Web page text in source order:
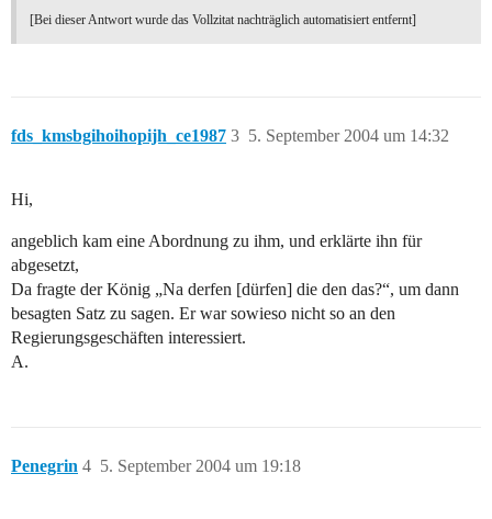
[Bei dieser Antwort wurde das Vollzitat nachträglich automatisiert entfernt]
fds_kmsbgihoihopijh_ce1987 5. September 2004 um 14:32
3
Hi,
angeblich kam eine Abordnung zu ihm, und erklärte ihn für
abgesetzt,
Da fragte der König „Na derfen [dürfen] die den das?“, um dann
besagten Satz zu sagen. Er war sowieso nicht so an den
Regierungsgeschäften interessiert.
A.
Penegrin 5. September 2004 um 19:18
4